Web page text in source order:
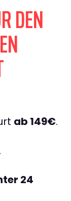
DEN
ab 149€.
24